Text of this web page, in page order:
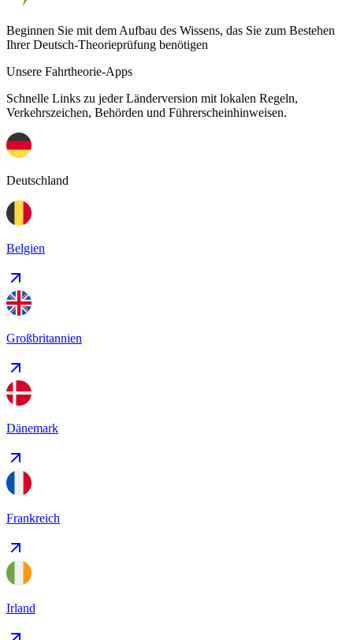
Beginnen Sie mit dem Aufbau des Wissens, das Sie zum Bestehen
Ihrer Deutsch-Theorieprüfung benötigen
Unsere Fahrtheorie-Apps
Schnelle Links zu jeder Länderversion mit lokalen Regeln,
Verkehrszeichen, Behörden und Führerscheinhinweisen.
Deutschland
Belgien
Großbritannien
Dänemark
Frankreich
Irland